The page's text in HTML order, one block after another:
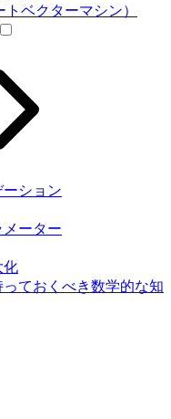
ベクターマシン）
ーション
ーター
化
ておくべき数学的な知